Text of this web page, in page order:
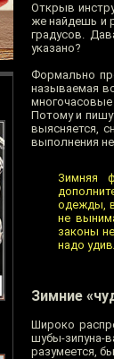
Открыв
же найдешь и
градусов.
указано?
Формально
называемая
Потому и
выясняется,
выполнения
Зимняя
одежды, в
не
законы
надо
Зимние
Широко
шубы-
разумеется,